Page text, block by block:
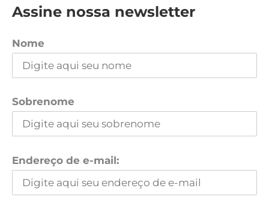
Assine nossa newsletter
Nome
Sobrenome
Endereço de e-mail: